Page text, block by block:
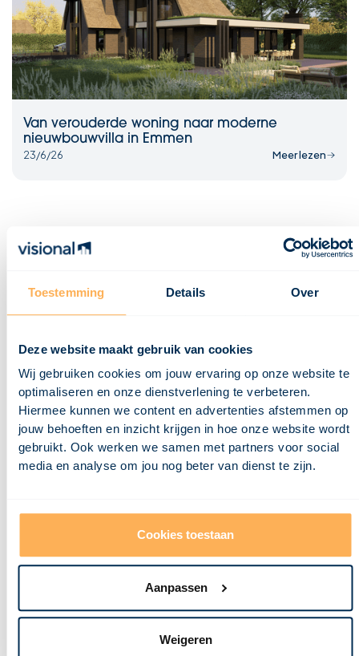
Toestemming Details Over
Deze website maakt gebruik van cookies
Wij gebruiken cookies om jouw ervaring op onze website te
optimaliseren en onze dienstverlening te verbeteren.
Hiermee kunnen we content en advertenties afstemmen op
jouw behoeften en inzicht krijgen in hoe onze website wordt
gebruikt. Ook werken we samen met partners voor social
media en analyse om jou nog beter van dienst te zijn.
Cookies toestaan
Aanpassen
Weigeren
Van verouderde woning naar moderne
nieuwbouwvilla in Emmen
23/6/26
Meer lezen
vastgoedproject te starten?
Neem contact op
Wanneer is haalbaarheidsadvies
Onze diensten op het gebied van ontwikkeling en vergunningen
zijn bij uitstek geschikt wanneer je grip wilt krijgen op de
haalbaarheid en voortgang van je vastgoedplannen. Bijvoorbeeld